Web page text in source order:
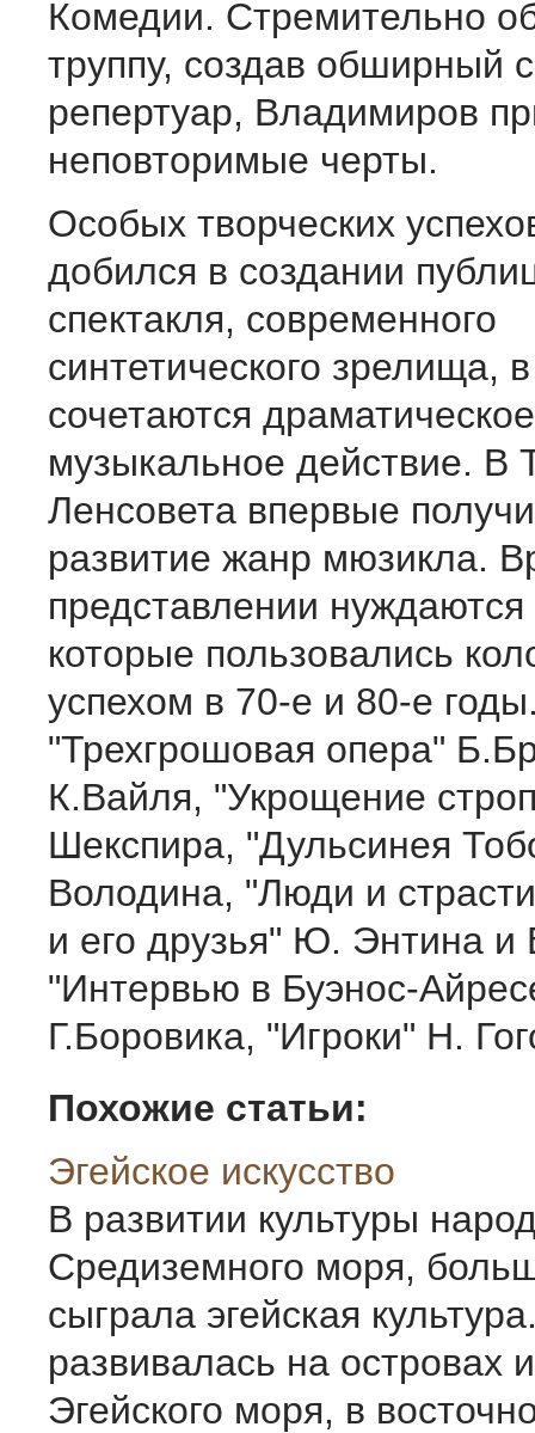
Комедии. Стремительно
труппу, создав обширный
репертуар, Владимиров
неповторимые черты.
Особых творческих
добился в создании
спектакля, современного
синтетического зрелища,
сочетаются
музыкальное действие. В
Ленсовета впервые
развитие жанр мюзикла.
представлении нуждаются
которые пользовались
успехом в 70-е и 80-е
"Трехгрошовая опера"
К.Вайля, "Укрощение
Шекспира, "Дульсинея
Володина, "Люди и
и его друзья" Ю. Энтина и
"Интервью в Буэнос-
Г.Боровика, "Игроки" Н.
Похожие статьи:
Эгейское искусство
В развитии культуры
Средиземного моря,
сыграла эгейская
развивалась на островах
Эгейского моря, в